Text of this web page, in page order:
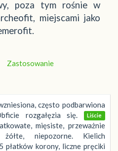
poza tym rośnie w
miejscami jako
Zastosowanie
często podbarwiona
rozgałęzia się.
Liście
mięsiste, przeważnie
niepozorne. Kielich
płatków korony, liczne pręciki